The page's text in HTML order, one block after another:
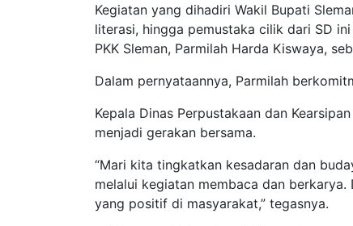
Kegiatan yang dihadiri Wakil Bupati
literasi, hingga pemustaka cilik dari SD
PKK Sleman, Parmilah Harda Kiswaya,
Dalam pernyataannya, Parmilah
Kepala Dinas Perpustakaan dan
menjadi gerakan bersama.
“Mari kita tingkatkan kesadaran dan
melalui kegiatan membaca dan
yang positif di masyarakat,” tegasnya.